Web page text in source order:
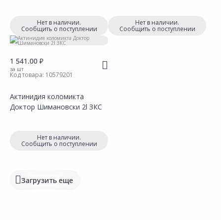
Нет в наличии.
Сообщить о поступлении
Нет в наличии.
Сообщить о поступлении
1 541.00 ₽
за шт
Код товара: 10579201
Актинидия коломикта
Доктор Шимановски 2l ЗКС
Нет в наличии.
Сообщить о поступлении
Загрузить еще